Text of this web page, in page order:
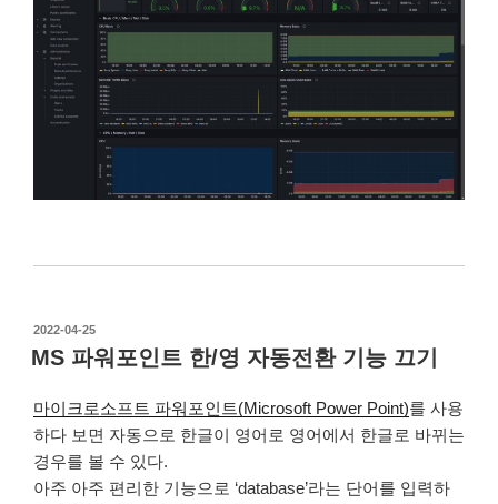
작
성
일
2022-04-25
MS 파워포인트 한/영 자동전환 기능 끄기
마이크로소프트 파워포인트(Microsoft Power Point)를 사용
하다 보면 자동으로 한글이 영어로 영어에서 한글로 바뀌는
경우를 볼 수 있다.
아주 아주 편리한 기능으로 ‘database’라는 단어를 입력하